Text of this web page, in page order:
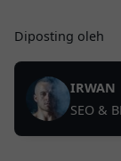
Diposting oleh
IRWAN
SEO &